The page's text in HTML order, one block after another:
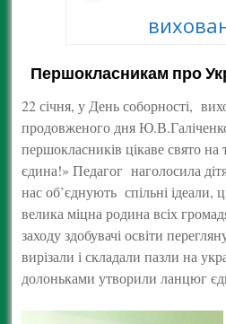
Першокласникам про
22 січня, у День соборності,
продовженого дня
першокласників цікаве свято на
єдина!» Педагог наголосила
нас об’єднують спільні
велика міцна родина всіх
заходу здобувачі освіти
вирізали і складали пазли на
долоньками утворили ланцюг